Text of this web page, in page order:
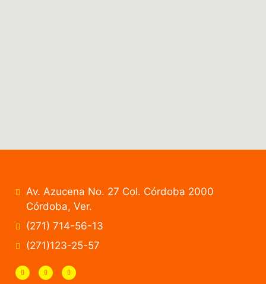
Av. Azucena No. 27 Col. Córdoba 2000
Córdoba, Ver.
(271) 714-56-13
(271)123-25-57